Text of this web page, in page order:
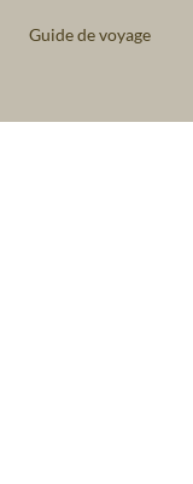
Guide de voyage